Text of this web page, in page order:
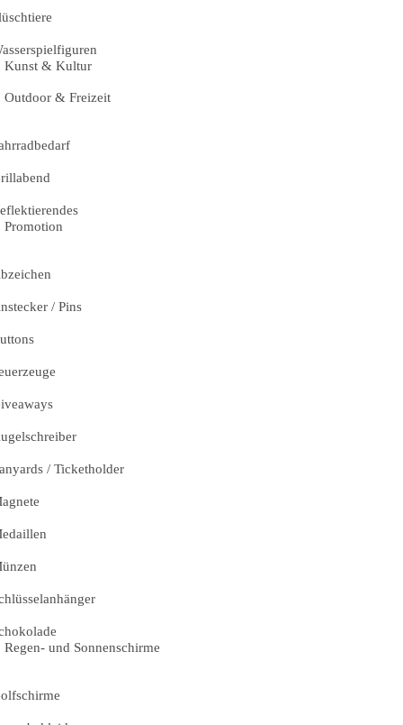
Kunst & Kultur
Outdoor & Freizeit
Promotion
/ Pins
/ Ticketholder
Regen- und Sonnenschirme